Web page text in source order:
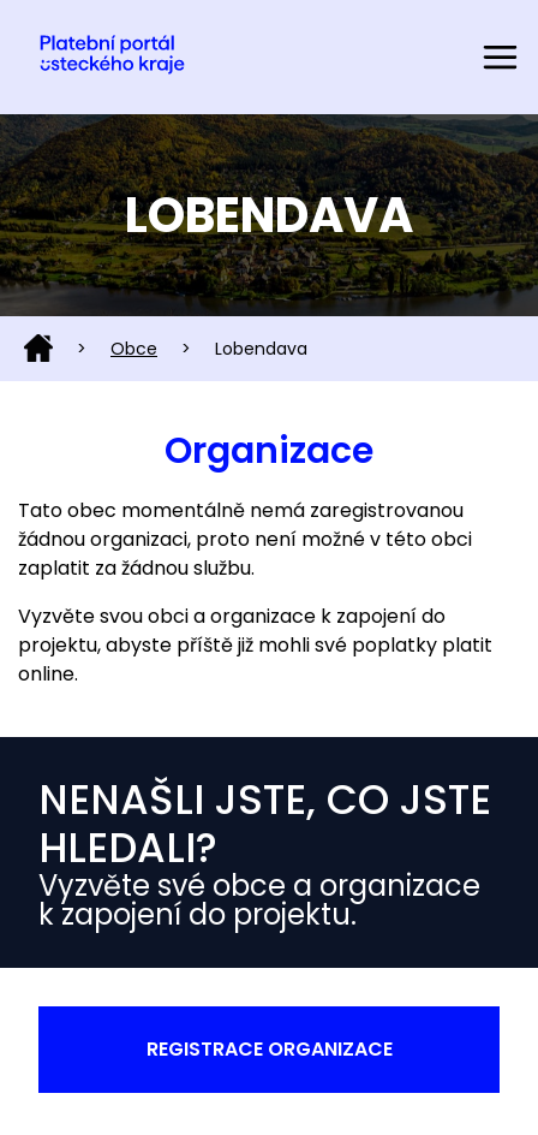
LOBENDAVA
> Obce > Lobendava
Organizace
Tato obec momentálně nemá zaregistrovanou
žádnou organizaci, proto není možné v této obci
zaplatit za žádnou službu.
Vyzvěte svou obci a organizace k zapojení do
projektu, abyste příště již mohli své poplatky platit
online.
NENAŠLI JSTE, CO JSTE
HLEDALI?
Vyzvěte své obce a organizace
k zapojení do projektu.
REGISTRACE ORGANIZACE